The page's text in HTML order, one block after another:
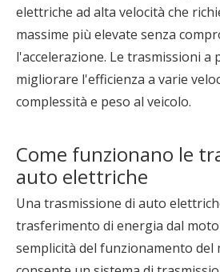
elettriche ad alta velocità che
massime più elevate senza
l'accelerazione. Le trasmissioni a
migliorare l'efficienza a varie
complessità e peso al veicolo.
Come funzionano le
auto elettriche
Una trasmissione di auto
trasferimento di energia dal
semplicità del funzionamento